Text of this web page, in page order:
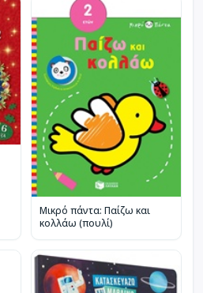
Μικρό πάντα: Παίζω και
κολλάω (πουλί)